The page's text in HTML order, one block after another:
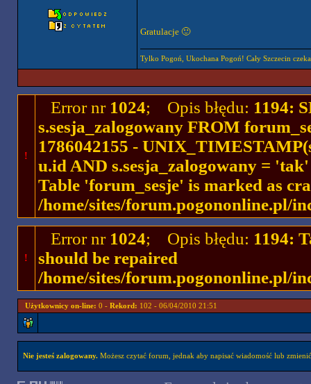
Gratulacje 🙂
Tylko Pogoń, Ukochana Pogoń! Cały Szczecin
!
Error nr 1024; Opis błędu: 1194:
s.sesja_zalogowany FROM
1786042155 -
u.id AND s.sesja_zalogowany =
Table 'forum_sesje' is marked as
/home/sites/forum.pogononline.pl/
!
Error nr 1024; Opis błędu: 1194:
should be repaired
/home/sites/forum.pogononline.pl/
Użytkownicy on-line: 0 - Rekord: 102 - 06/04/2010 21:51
Nie jesteś zalogowany.Możesz czytać forum, jednak aby napisać wiadomość lub